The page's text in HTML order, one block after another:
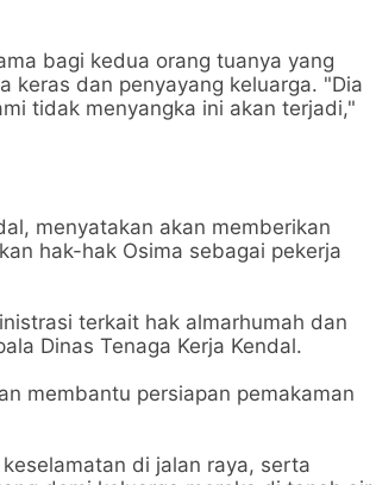
bagi kedua orang tuanya yang
keras dan penyayang keluarga. "Dia
tidak menyangka ini akan terjadi,"
menyatakan akan memberikan
hak-hak Osima sebagai pekerja
terkait hak almarhumah dan
Dinas Tenaga Kerja Kendal.
membantu persiapan pemakaman
di jalan raya, serta